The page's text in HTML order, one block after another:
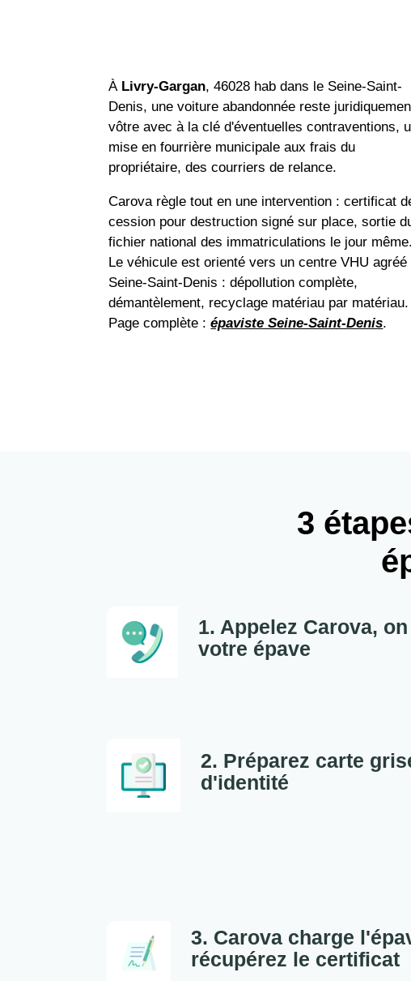
À Livry-Gargan, 46028 hab dans le Seine-Saint-
Denis, une voiture abandonnée reste
vôtre avec à la clé d'éventuelles contraventions,
mise en fourrière municipale aux frais du
propriétaire, des courriers de relance.
Carova règle tout en une intervention : certificat
cession pour destruction signé sur place, sortie
fichier national des immatriculations le jour même.
Le véhicule est orienté vers un centre VHU agréé
Seine-Saint-Denis : dépollution complète,
démantèlement, recyclage matériau par matériau.
Page complète :épaviste Seine-Saint-Denis.
3
1. Appelez Carova,
votre épave
2. Préparez carte
d'identité
3. Carova charge
récupérez le certificat